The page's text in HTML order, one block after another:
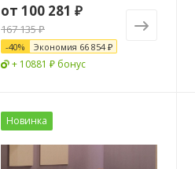
от 100 281 ₽
167 135 ₽
-40% Экономия 66 854 ₽
+ 10881 ₽ бонус
Новинка